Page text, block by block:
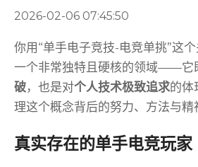
2026-02-06 07:45:50
你用“单手电子竞技-电竞单挑”这
一个非常独特且硬核的领域——它
破，也是对个人技术极致追求的体
理这个概念背后的努力、方法与精
真实存在的单手电竞玩家